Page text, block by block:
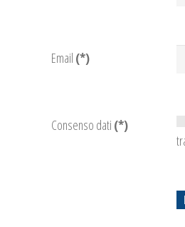
Email (*)
Consenso dati (*)